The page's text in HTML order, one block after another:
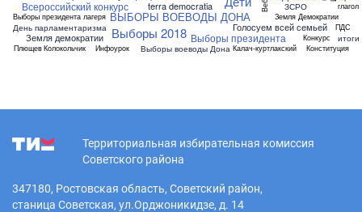
terra democratia
ВЫБОРЫ ВОЕВОДЫ ДОНА
Всероссийский конкурс
Выборы 2018
Выборы воеводы Дона
Выборы президента
Выборы президента лагеря
Голосуем всей семьей
День парламентаризма
ЗСРО
Земля Демократии
Земля демократии
Инфоурок Калач-куртлакский
Колокольчик
Конкурс
Конституция
ПДС
Плющев
глагол
итоги
Территориальная избирательная комиссия
Советского района
347180, Ростовская область, Советский район,
станица Советская, ул.Орджоникидзе, д. 14